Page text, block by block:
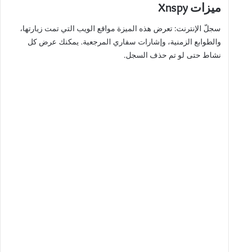
ميزات Xnspy
سجلّ الإنترنت: تعرض هذه الميزة مواقع الويب التي تمت زيارتها،
والطوابع الزمنية، وإشارات سفاري المرجعية. يمكنك عرض كل
نشاط حتى لو تم حذف السجل.